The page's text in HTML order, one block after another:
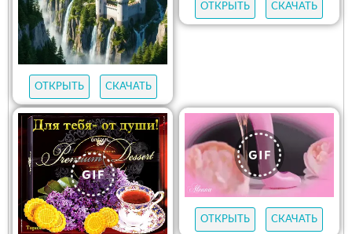
ОТКРЫТЬ СКАЧАТЬ
ОТКРЫТЬ СКАЧАТЬ
ОТКРЫТЬ СКАЧАТЬ